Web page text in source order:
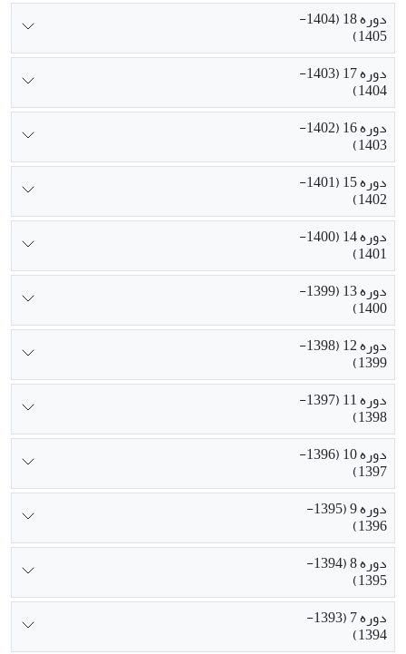
دوره 18 (1404-
1405)
دوره 17 (1403-
1404)
دوره 16 (1402-
1403)
دوره 15 (1401-
1402)
دوره 14 (1400-
1401)
دوره 13 (1399-
1400)
دوره 12 (1398-
1399)
دوره 11 (1397-
1398)
دوره 10 (1396-
1397)
دوره 9 (1395-
1396)
دوره 8 (1394-
1395)
دوره 7 (1393-
1394)